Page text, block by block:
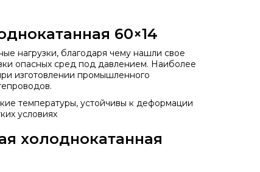
60×14
нагрузки, благодаря чему нашли свое
опасных сред под давлением. Наиболее
изготовлении промышленного
температуры, устойчивы к деформации
условиях
холоднокатанная